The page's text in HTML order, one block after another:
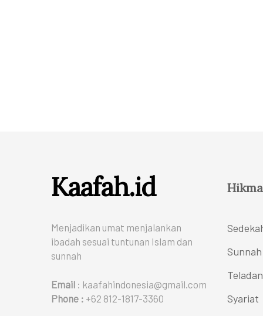
Kaafah.id
Menjadikan umat menjalankan
ibadah sesuai tuntunan Islam dan
sunnah
Email : kaafahindonesia@gmail.com
Phone : +62 812-1817-3360
Sunnah
Teladan
Syariat